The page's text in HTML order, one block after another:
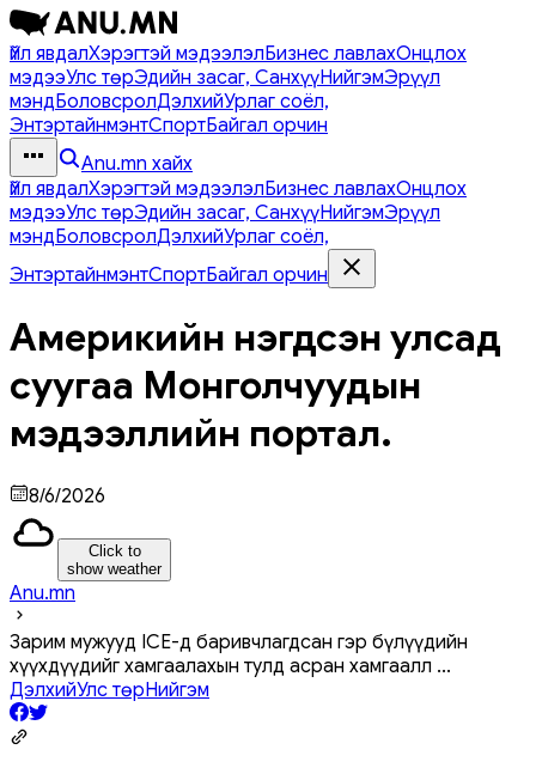
Үйл явдалХэрэгтэй мэдээлэлБизнес лавлахОнцлох
мэдээУлс төрЭдийн засаг, СанхүүНийгэмЭрүүл
мэндБоловсролДэлхийУрлаг соёл,
ЭнтэртайнмэнтСпортБайгал орчин
Anu.mn хайх
Үйл явдалХэрэгтэй мэдээлэлБизнес лавлахОнцлох
мэдээУлс төрЭдийн засаг, СанхүүНийгэмЭрүүл
мэндБоловсролДэлхийУрлаг соёл,
ЭнтэртайнмэнтСпортБайгал орчин
Америкийн нэгдсэн улсад
суугаа Монголчуудын
мэдээллийн портал.
8/6/2026
Click to
show weather
Anu.mn
Зарим мужууд ICE-д баривчлагдсан гэр бүлүүдийн
хүүхдүүдийг хамгаалахын тулд асран хамгаалл ...
ДэлхийУлс төрНийгэм